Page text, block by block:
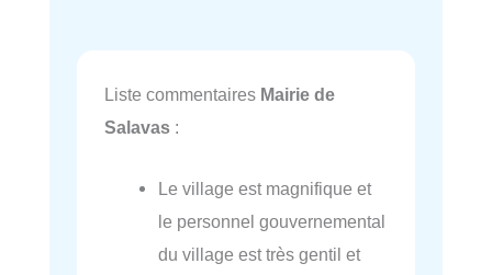
Liste commentaires Mairie de
Salavas :
Le village est magnifique et
le personnel gouvernemental
du village est très gentil et